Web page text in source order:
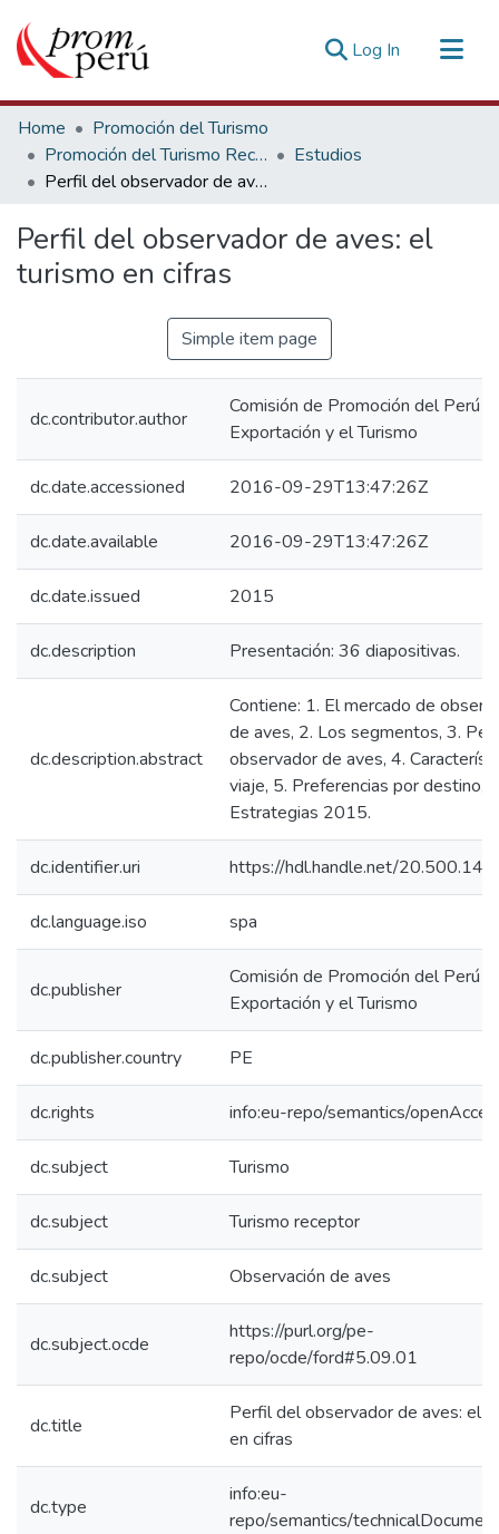
Log In (current)
Communities & Collections
All of DSpace
Statistics
Home
Promoción del Turismo
Promoción del Turismo Receptivo
Estudios
Perfil del observador de aves: el turismo en cifras
Perfil del observador de aves: el
turismo en cifras
Simple item page
dc.contributor.author
Comisión de Promoción del Perú
Exportación y el Turismo
dc.date.accessioned 2016-09-29T13:47:26Z
dc.date.available 2016-09-29T13:47:26Z
dc.date.issued 2015
dc.description Presentación: 36 diapositivas.
dc.description.abstract
Contiene: 1. El mercado de
de aves, 2. Los segmentos, 3.
observador de aves, 4.
viaje, 5. Preferencias por destino,
Estrategias 2015.
dc.identifier.uri https://hdl.handle.net/
dc.language.iso spa
dc.publisher
Comisión de Promoción del Perú
Exportación y el Turismo
dc.publisher.country PE
dc.rights info:eu-repo/semantics/
dc.subject Turismo
dc.subject Turismo receptor
dc.subject Observación de aves
dc.subject.ocde
https://purl.org/pe-
repo/ocde/ford#5.09.01
dc.title
Perfil del observador de aves: el
en cifras
dc.type
info:eu-
repo/semantics/